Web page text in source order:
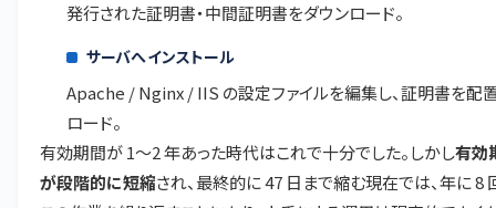
発行された証明書・中間証明書をダウンロード。
サーバへインストール
Apache / Nginx / IIS の設定ファイルを編集し、証明書を配置
ロード。
有効期間が 1〜2 年あった時代はこれで十分でした。しかし有効
が段階的に短縮され、最終的に 47 日まで縮む現在では、年に 8